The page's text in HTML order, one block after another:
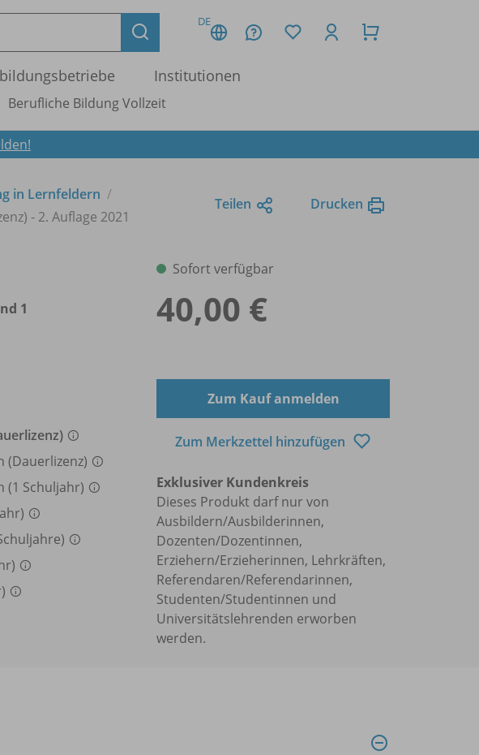
DE
Institutionen
Berufliche Bildung Vollzeit
in Lernfeldern
- 2. Auflage 2021
Teilen Drucken
1
(Dauerlizenz)
(1 Schuljahr)
Sofort verfügbar
40,00 €
Zum Kauf anmelden
Zum Merkzettel hinzufügen
Exklusiver Kundenkreis
Dieses Produkt darf nur von
Ausbildern/Ausbilderinnen,
Dozenten/Dozentinnen,
Erziehern/Erzieherinnen, Lehrkräften,
Referendaren/Referendarinnen,
Studenten/Studentinnen und
Universitätslehrenden erworben
werden.